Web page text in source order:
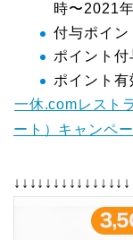
時〜2021
付与ポイン
ポイント付
ポイント
一休.comレスト
ート）キャンペ